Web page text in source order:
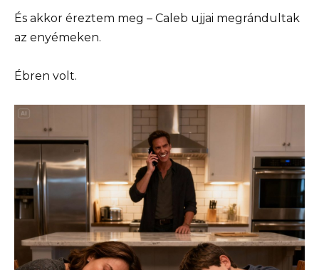
És akkor éreztem meg – Caleb ujjai megrándultak
az enyémeken.
Ébren volt.